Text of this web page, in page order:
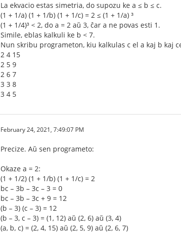
La ekvacio estas simetria, do supozu ke a ≤ b ≤ c.
(1 + 1/a) (1 + 1/b) (1 + 1/c) = 2 ≤ (1 + 1/a) ³
(1 + 1/4)³ < 2, do a = 2 aŭ 3, ĉar a ne povas esti 1.
Simile, eblas kalkuli ke b < 7.
Nun skribu programeton, kiu kalkulas c el a kaj b kaj
2 4 15
2 5 9
2 6 7
3 3 8
3 4 5
February 24, 2021, 7:49:07 PM
Precize. Aŭ sen programeto:
Okaze a = 2:
(1 + 1/2) (1 + 1/b) (1 + 1/c) = 2
bc – 3b – 3c – 3 = 0
bc – 3b – 3c + 9 = 12
(b – 3) (c – 3) = 12
(b – 3, c – 3) = (1, 12) aŭ (2, 6) aŭ (3, 4)
(a, b, c) = (2, 4, 15) aŭ (2, 5, 9) aŭ (2, 6, 7)